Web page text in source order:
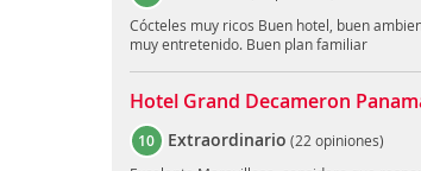
Cócteles muy ricos Buen hotel, buen
muy entretenido. Buen plan familiar
Hotel Grand Decameron
10 Extraordinario (22 opiniones)